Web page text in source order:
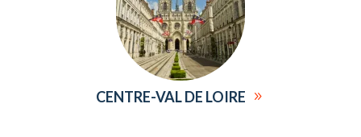
CENTRE-VAL DE LOIRE